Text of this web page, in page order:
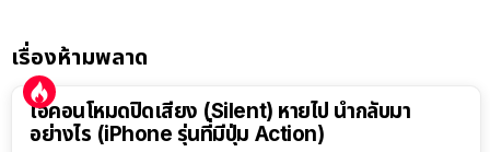
เรื่องห้ามพลาด
ไอคอนโหมดปิดเสียง (Silent) หายไป นำกลับมา
อย่างไร (iPhone รุ่นที่มีปุ่ม Action)